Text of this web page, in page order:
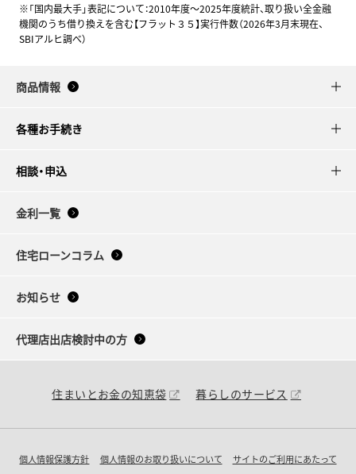
※「国内最大手」表記について：2010年度～2025年度統計、取り扱い全金融
機関のうち借り換えを含む【フラット３５】実行件数（2026年3月末現在、
SBIアルヒ調べ）
商品情報
各種お手続き
相談・申込
金利一覧
住宅ローンコラム
お知らせ
代理店出店検討中の方
住まいとお金の知恵袋 暮らしのサービス
個人情報保護方針 個人情報のお取り扱いについて
サイトのご利用にあたって